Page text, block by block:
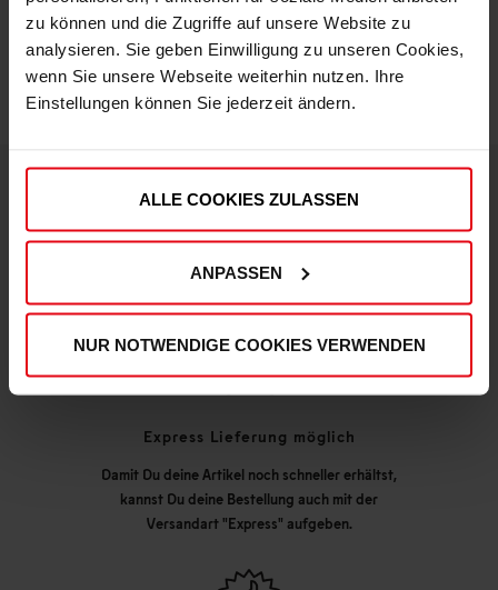
zu können und die Zugriffe auf unsere Website zu
analysieren. Sie geben Einwilligung zu unseren Cookies,
wenn Sie unsere Webseite weiterhin nutzen. Ihre
Einstellungen können Sie jederzeit ändern.
ALLE COOKIES ZULASSEN
ANPASSEN
NUR NOTWENDIGE COOKIES VERWENDEN
DEINE VORTEILE IN UNSEREM SHOP
Express Lieferung möglich
Damit Du deine Artikel noch schneller erhältst,
kannst Du deine Bestellung auch mit der
Versandart "Express" aufgeben.